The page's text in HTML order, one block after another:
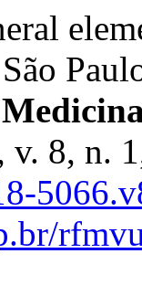
São
v. 8, n.